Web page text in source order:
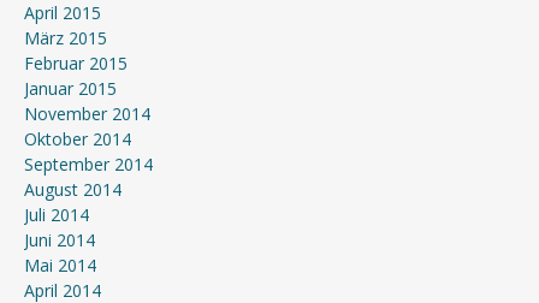
April 2015
März 2015
Februar 2015
Januar 2015
November 2014
Oktober 2014
September 2014
August 2014
Juli 2014
Juni 2014
Mai 2014
April 2014